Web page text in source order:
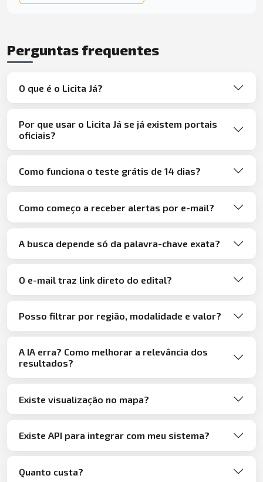
Perguntas frequentes
O que é o Licita Já?
Por que usar o Licita Já se já existem portais
oficiais?
Como funciona o teste grátis de 14 dias?
Como começo a receber alertas por e-mail?
A busca depende só da palavra-chave exata?
O e-mail traz link direto do edital?
Posso filtrar por região, modalidade e valor?
A IA erra? Como melhorar a relevância dos
resultados?
Existe visualização no mapa?
Existe API para integrar com meu sistema?
Quanto custa?